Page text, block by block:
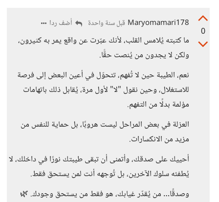
0
Maryomamari178 قبل سنة واحدة أضف ردا
ما كتبته يُلامس القلب، لأنك عبّرت عن واقع يمر به كثيرون،
ولكن لا يجدون من يُنصت حقًّا.
نعم، الطيبة حين لا تُفهم، تتحوّل في أعين البعض إلى فرصة
للاستغلال، وحين نقول "لا" لأول مرة، يُقابل ذلك باتهامات
مؤلمة بدلًا من التفهم.
العزلة في بعض المراحل ليست هروبًا، بل حماية للنفس من
مزيد من الانكسارات.
أحييك على صدقك، وأتمنى أن تبقى طيبتك نورًا في داخلك، لا
يُطفئه سلوك الآخرين، بل تُوجهه أنت لمن يستحق فقط.
وصدقًا… من يُقدّر غيابك، هو فقط من يستحق وجودك. 🌿